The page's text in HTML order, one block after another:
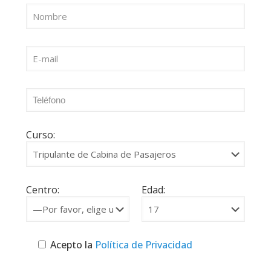
Curso:
Centro: Edad:
Acepto la Política de Privacidad